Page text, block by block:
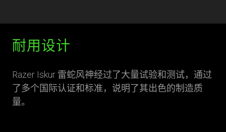
耐用设计
Razer Iskur 雷蛇风神经过了大量试验和测试，通过
了多个国际认证和标准，说明了其出色的制造质
量。